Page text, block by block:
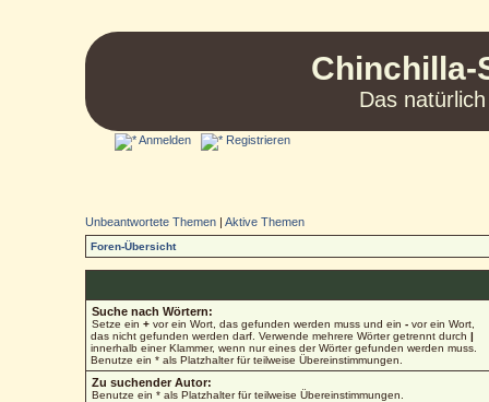
Chinchilla-
Das
Anmelden Registrieren
Unbeantwortete Themen |Aktive Themen
Foren-Übersicht
Suche nach Wörtern:
Setze ein+ vor ein Wort, das gefunden werden muss und ein- vor ein Wort,
das nicht gefunden werden darf. Verwende mehrere Wörter getrennt durch|
innerhalb einer Klammer, wenn nur eines der Wörter gefunden werden muss.
Benutze ein * als Platzhalter für teilweise Übereinstimmungen.
Zu suchender Autor:
Benutze ein * als Platzhalter für teilweise Übereinstimmungen.